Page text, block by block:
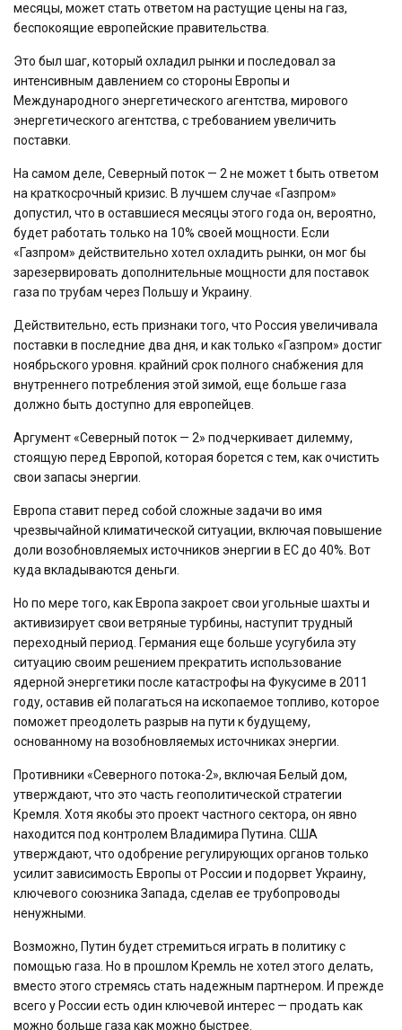
месяцы, может стать ответом на растущие цены на газ,
беспокоящие европейские правительства.
Это был шаг, который охладил рынки и последовал за
интенсивным давлением со стороны Европы и
Международного энергетического агентства, мирового
энергетического агентства, с требованием увеличить
поставки.
На самом деле, Северный поток — 2 не может t быть ответом
на краткосрочный кризис. В лучшем случае «Газпром»
допустил, что в оставшиеся месяцы этого года он, вероятно,
будет работать только на 10% своей мощности. Если
«Газпром» действительно хотел охладить рынки, он мог бы
зарезервировать дополнительные мощности для поставок
газа по трубам через Польшу и Украину.
Действительно, есть признаки того, что Россия увеличивала
поставки в последние два дня, и как только «Газпром» достиг
ноябрьского уровня. крайний срок полного снабжения для
внутреннего потребления этой зимой, еще больше газа
должно быть доступно для европейцев.
Аргумент «Северный поток — 2» подчеркивает дилемму,
стоящую перед Европой, которая борется с тем, как очистить
свои запасы энергии.
Европа ставит перед собой сложные задачи во имя
чрезвычайной климатической ситуации, включая повышение
доли возобновляемых источников энергии в ЕС до 40%. Вот
куда вкладываются деньги.
Но по мере того, как Европа закроет свои угольные шахты и
активизирует свои ветряные турбины, наступит трудный
переходный период. Германия еще больше усугубила эту
ситуацию своим решением прекратить использование
ядерной энергетики после катастрофы на Фукусиме в 2011
году, оставив ей полагаться на ископаемое топливо, которое
поможет преодолеть разрыв на пути к будущему,
основанному на возобновляемых источниках энергии.
Противники «Северного потока-2», включая Белый дом,
утверждают, что это часть геополитической стратегии
Кремля. Хотя якобы это проект частного сектора, он явно
находится под контролем Владимира Путина. США
утверждают, что одобрение регулирующих органов только
усилит зависимость Европы от России и подорвет Украину,
ключевого союзника Запада, сделав ее трубопроводы
ненужными.
Возможно, Путин будет стремиться играть в политику с
помощью газа. Но в прошлом Кремль не хотел этого делать,
вместо этого стремясь стать надежным партнером. И прежде
всего у России есть один ключевой интерес — продать как
можно больше газа как можно быстрее.